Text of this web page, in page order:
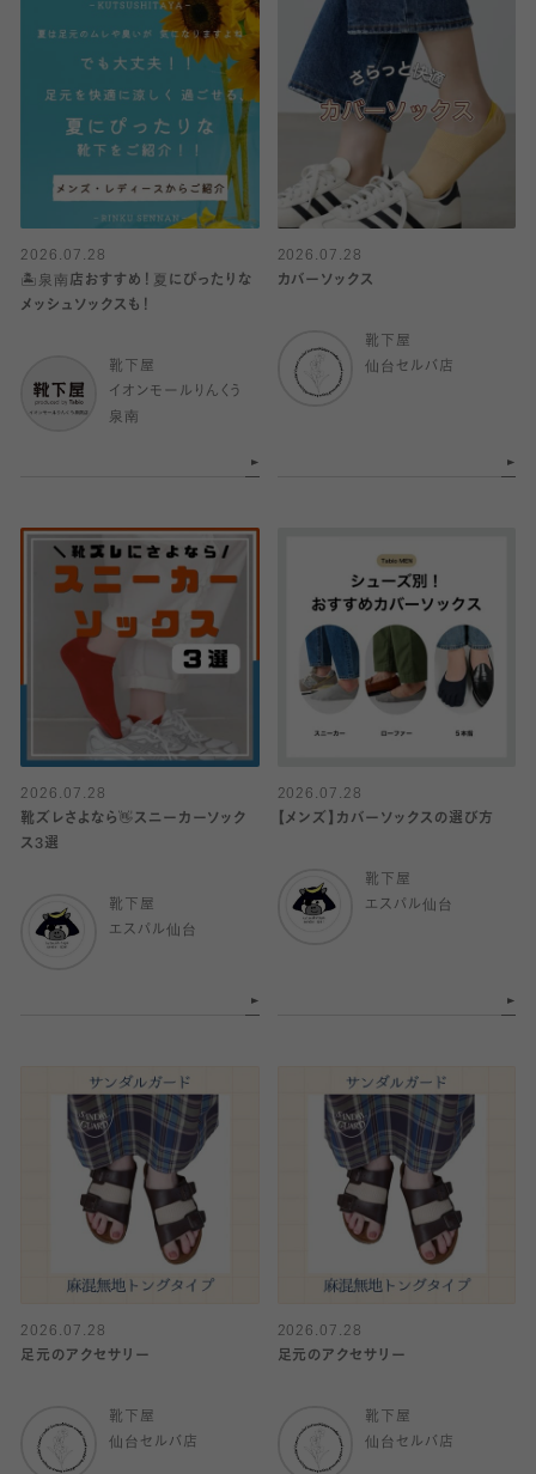
2026.07.28
🏝️泉南店おすすめ！夏にぴったりな
メッシュソックスも！
靴下屋
イオンモールりんくう
泉南
2026.07.28
カバーソックス
靴下屋
仙台セルバ店
2026.07.28
靴ズレさよなら👋スニーカーソック
ス3選
靴下屋
エスパル仙台
2026.07.28
【メンズ】カバーソックスの選び方
靴下屋
エスパル仙台
2026.07.28
足元のアクセサリー
靴下屋
仙台セルバ店
2026.07.28
足元のアクセサリー
靴下屋
仙台セルバ店